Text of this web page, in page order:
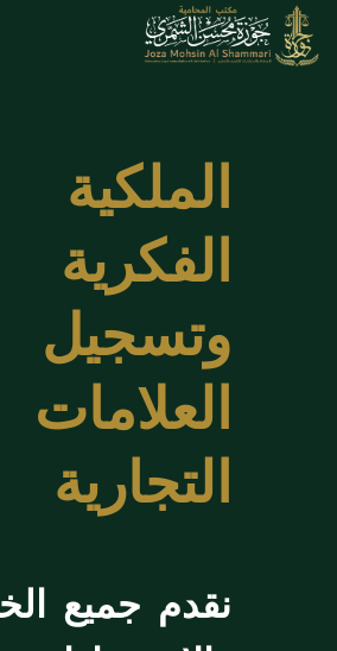
الملكية
الفكرية
وتسجيل
العلامات
التجارية
نقدم جميع